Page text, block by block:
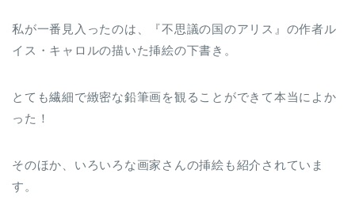
私が一番見入ったのは、『不思議の国のアリス』の作者ル
イス・キャロルの描いた挿絵の下書き。
とても繊細で緻密な鉛筆画を観ることができて本当によか
った！
そのほか、いろいろな画家さんの挿絵も紹介されていま
す。